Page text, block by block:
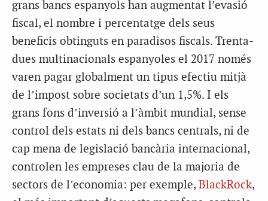
grans bancs espanyols han augmentat l’evasió
fiscal, el nombre i percentatge dels seus
beneficis obtinguts en paradisos fiscals. Trenta-
dues multinacionals espanyoles el 2017 només
varen pagar globalment un tipus efectiu mitjà
de l’impost sobre societats d’un 1,5%. I els
grans fons d’inversió a l’àmbit mundial, sense
control dels estats ni dels bancs centrals, ni de
cap mena de legislació bancària internacional,
controlen les empreses clau de la majoria de
sectors de l’economia: per exemple, BlackRock,